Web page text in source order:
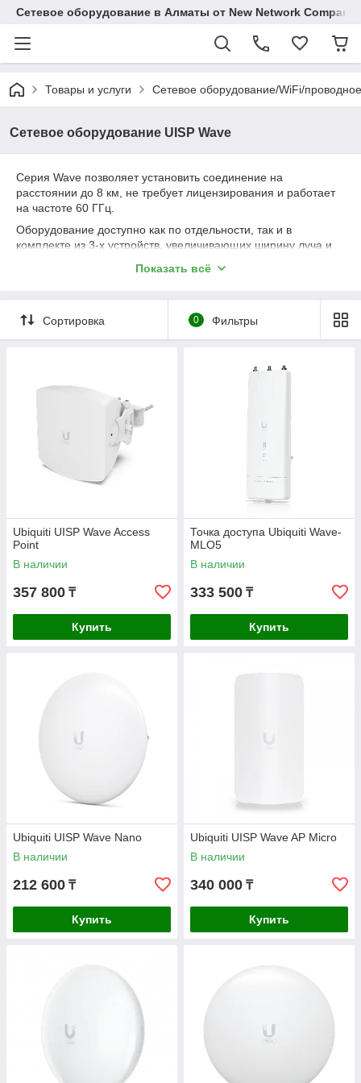
Сетевое оборудование в Алматы от New Network Company
Товары и услуги Сетевое оборудование/WiFi/проводное
Сетевое оборудование UISP Wave
Серия Wave позволяет установить соединение на
расстоянии до 8 км, не требует лицензирования и работает
на частоте 60 ГГц.
Оборудование доступно как по отдельности, так и в
комплекте из 3-х устройств, увеличивающих ширину луча и
производительности канала, а наличие резервного
Оборудование с поддержкой Wave может действительно
заменить проводное соединение и значительно снизить
Показать всё
Сортировка 0 Фильтры
Ubiquiti UISP Wave Access
Point
В наличии
357 800 ₸
Купить
Точка доступа Ubiquiti Wave-
MLO5
В наличии
333 500 ₸
Купить
Ubiquiti UISP Wave Nano
В наличии
212 600 ₸
Купить
Ubiquiti UISP Wave AP Micro
В наличии
340 000 ₸
Купить